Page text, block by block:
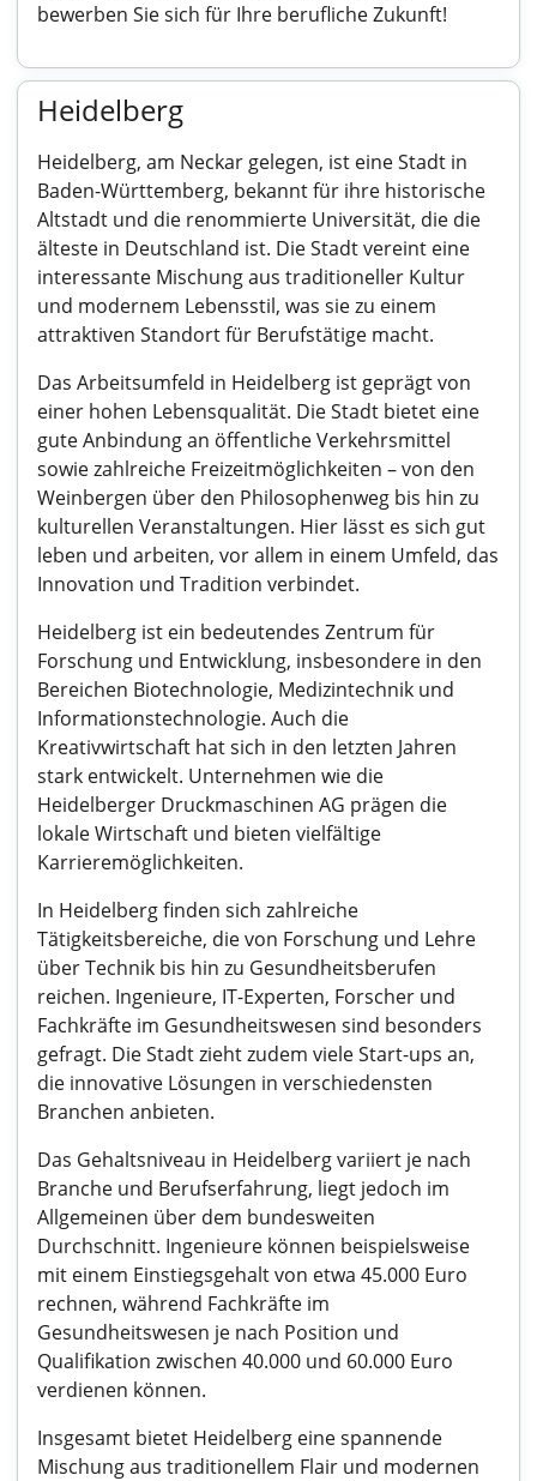
bewerben Sie sich für Ihre berufliche Zukunft!
Heidelberg
Heidelberg, am Neckar gelegen, ist eine Stadt in
Baden-Württemberg, bekannt für ihre historische
Altstadt und die renommierte Universität, die die
älteste in Deutschland ist. Die Stadt vereint eine
interessante Mischung aus traditioneller Kultur
und modernem Lebensstil, was sie zu einem
attraktiven Standort für Berufstätige macht.
Das Arbeitsumfeld in Heidelberg ist geprägt von
einer hohen Lebensqualität. Die Stadt bietet eine
gute Anbindung an öffentliche Verkehrsmittel
sowie zahlreiche Freizeitmöglichkeiten – von den
Weinbergen über den Philosophenweg bis hin zu
kulturellen Veranstaltungen. Hier lässt es sich gut
leben und arbeiten, vor allem in einem Umfeld, das
Innovation und Tradition verbindet.
Heidelberg ist ein bedeutendes Zentrum für
Forschung und Entwicklung, insbesondere in den
Bereichen Biotechnologie, Medizintechnik und
Informationstechnologie. Auch die
Kreativwirtschaft hat sich in den letzten Jahren
stark entwickelt. Unternehmen wie die
Heidelberger Druckmaschinen AG prägen die
lokale Wirtschaft und bieten vielfältige
Karrieremöglichkeiten.
In Heidelberg finden sich zahlreiche
Tätigkeitsbereiche, die von Forschung und Lehre
über Technik bis hin zu Gesundheitsberufen
reichen. Ingenieure, IT-Experten, Forscher und
Fachkräfte im Gesundheitswesen sind besonders
gefragt. Die Stadt zieht zudem viele Start-ups an,
die innovative Lösungen in verschiedensten
Branchen anbieten.
Das Gehaltsniveau in Heidelberg variiert je nach
Branche und Berufserfahrung, liegt jedoch im
Allgemeinen über dem bundesweiten
Durchschnitt. Ingenieure können beispielsweise
mit einem Einstiegsgehalt von etwa 45.000 Euro
rechnen, während Fachkräfte im
Gesundheitswesen je nach Position und
Qualifikation zwischen 40.000 und 60.000 Euro
verdienen können.
Insgesamt bietet Heidelberg eine spannende
Mischung aus traditionellem Flair und modernen